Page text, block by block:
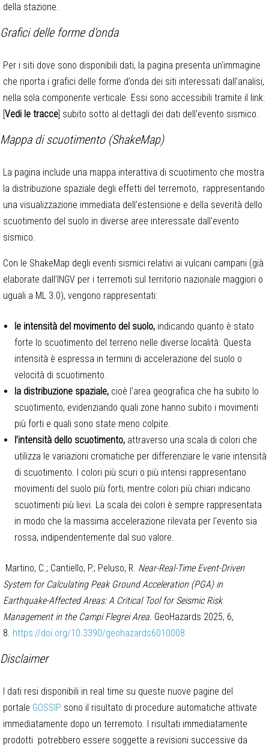
della stazione.
Grafici delle forme d'onda
Per i siti dove sono disponibili dati, la pagina presenta un'immagine
che riporta i grafici delle forme d’onda dei siti interessati dall’analisi,
nella sola componente verticale. Essi sono accessibili tramite il link:
[Vedi le tracce] subito sotto al dettagli dei dati dell'evento sismico.
Mappa di scuotimento (ShakeMap)
La pagina include una mappa interattiva di scuotimento che mostra
la distribuzione spaziale degli effetti del terremoto, rappresentando
una visualizzazione immediata dell'estensione e della severità dello
scuotimento del suolo in diverse aree interessate dall'evento
sismico.
Con le ShakeMap degli eventi sismici relativi ai vulcani campani (già
elaborate dall’INGV per i terremoti sul territorio nazionale maggiori o
uguali a ML 3.0), vengono rappresentati:
le intensità del movimento del suolo, indicando quanto è stato
forte lo scuotimento del terreno nelle diverse località. Questa
intensità è espressa in termini di accelerazione del suolo o
velocità di scuotimento.
la distribuzione spaziale, cioè l'area geografica che ha subito lo
scuotimento, evidenziando quali zone hanno subito i movimenti
più forti e quali sono state meno colpite.
l’intensità dello scuotimento, attraverso una scala di colori che
utilizza le variazioni cromatiche per differenziare le varie intensità
di scuotimento. I colori più scuri o più intensi rappresentano
movimenti del suolo più forti, mentre colori più chiari indicano
scuotimenti più lievi. La scala dei colori è sempre rappresentata
in modo che la massima accelerazione rilevata per l'evento sia
rossa, indipendentemente dal suo valore.
Martino, C.; Cantiello, P.; Peluso, R. Near-Real-Time Event-Driven
System for Calculating Peak Ground Acceleration (PGA) in
Earthquake-Affected Areas: A Critical Tool for Seismic Risk
Management in the Campi Flegrei Area. GeoHazards 2025, 6,
8. https://doi.org/10.3390/geohazards6010008
Disclaimer
I dati resi disponibili in real time su queste nuove pagine del
portale GOSSIP sono il risultato di procedure automatiche attivate
immediatamente dopo un terremoto. I risultati immediatamente
prodotti potrebbero essere soggette a revisioni successive da